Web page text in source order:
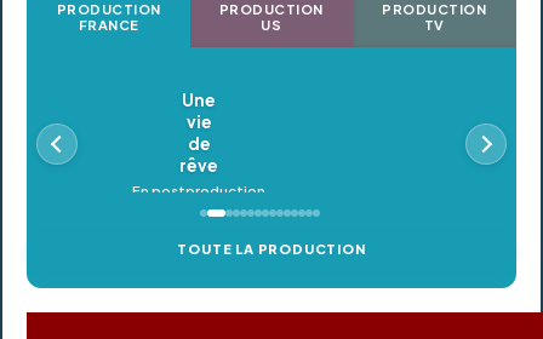
PRODUCTION
FRANCE
PRODUCTION
US
PRODUCTION
TV
Oldeupe
En postproduction
TOUTE LA PRODUCTION